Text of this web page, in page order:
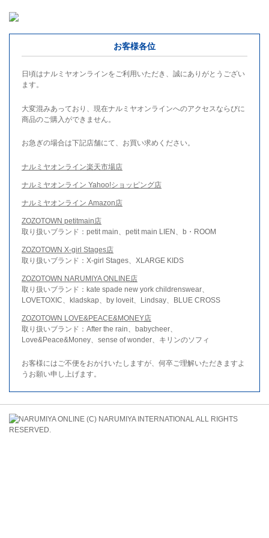
お客様各位
日頃はナルミヤオンラインをご利用いただき、誠にありがとうござい
ます。
大変混みあっており、現在ナルミヤオンラインへのアクセスならびに
商品のご購入ができません。
お急ぎの場合は下記店舗にて、お買い求めください。
ナルミヤオンライン楽天市場店
ナルミヤオンライン Yahoo!ショッピング店
ナルミヤオンライン Amazon店
ZOZOTOWN petitmain店
取り扱いブランド：petit main、petit main LIEN、b・ROOM
ZOZOTOWN X-girl Stages店
取り扱いブランド：X-girl Stages、XLARGE KIDS
ZOZOTOWN NARUMIYA ONLINE店
取り扱いブランド：kate spade new york childrenswear、
LOVETOXIC、kladskap、by loveit、Lindsay、BLUE CROSS
ZOZOTOWN LOVE&PEACE&MONEY店
取り扱いブランド：After the rain、babycheer、
Love&Peace&Money、sense of wonder、キリンのソフィ
お客様にはご不便をおかけいたしますが、何卒ご理解いただきますよ
うお願い申し上げます。